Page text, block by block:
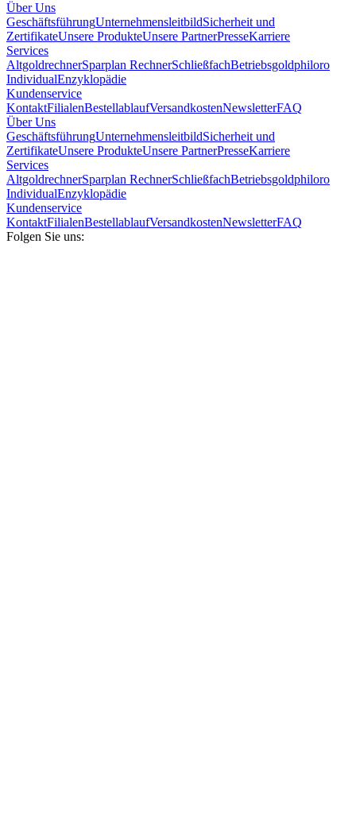
Über Uns
GeschäftsführungUnternehmensleitbildSicherheit und
ZertifikateUnsere ProdukteUnsere PartnerPresseKarriere
Services
AltgoldrechnerSparplan RechnerSchließfachBetriebsgoldphiloro
IndividualEnzyklopädie
Kundenservice
KontaktFilialenBestellablaufVersandkostenNewsletterFAQ
Über Uns
GeschäftsführungUnternehmensleitbildSicherheit und
ZertifikateUnsere ProdukteUnsere PartnerPresseKarriere
Services
AltgoldrechnerSparplan RechnerSchließfachBetriebsgoldphiloro
IndividualEnzyklopädie
Kundenservice
KontaktFilialenBestellablaufVersandkostenNewsletterFAQ
Folgen Sie uns: